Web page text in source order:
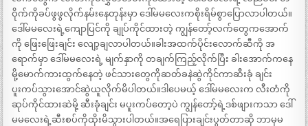
ဝိုက်ကိုခပ်ဖွဖွလိုက်နမ်းနေတုန်းမှာ ဒေါ်မမလေးကစိုးရိမ်စွာပြောလာပါတယ်။
ဒေါ်မမလေးရဲ့ကျောပြင်ကို ချုပ်ကိုင်ထားတဲ့ ကျွန်တော့်လက်တွေကအောက်
ကို ဖြေးဖြေးချင်း လျော့ချလာပါတယ်။ခါးအထက်ပိုင်းလောက်ဆီကို အ
ရောက်မှာ ဒေါ်မမလေးရဲ့ မျက်နှာကို တချက်ကြည့်လိုက်ပြီး ခါးအောက်ကနေ
မို့မောက်ကားထွက်နေတဲ့ ဖင်သားတွေကိုဆတ်ခနဲဆွဲကိုင်ကာဆီးခုံ ချင်း
ပူးကပ်သွားအောင်ဆွဲယူလိုက်မိပါတယ်။ဒါပေမယ့် ဒေါ်မမလေးက လီးတံကို
ဆုပ်ကိုင်ထားဆဲမို့ ဆီးခုံချင်း မပူးကပ်တော့ပဲ ကျွန်တော့်ရဲ့ဒစ်ဖျားကသာ ဒေါ်
မမလေးရဲ့ဆီးစပ်ကိုထိုးမိသွားပါတယ်။အရေပြားချင်းပွတ်တာဆို ဘာမှမ